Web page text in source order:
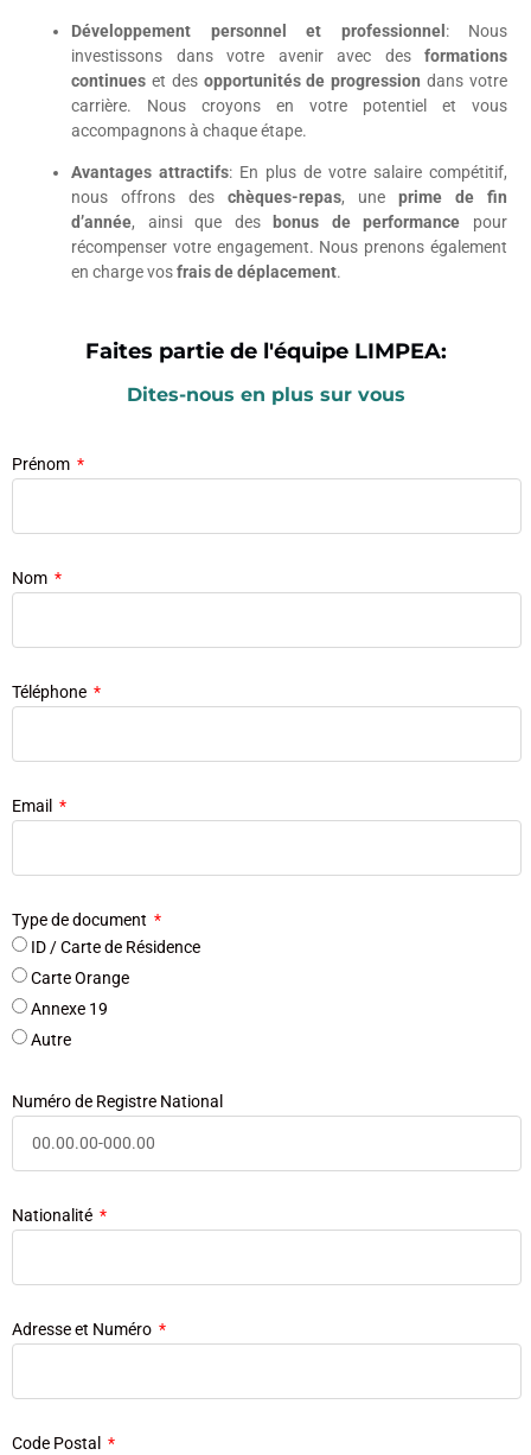
Développement personnel et professionnel : Nous
investissons dans votre avenir avec des formations
continues et des opportunités de progression dans votre
carrière. Nous croyons en votre potentiel et vous
accompagnons à chaque étape.
Avantages attractifs: En plus de votre salaire compétitif,
nous offrons des chèques-repas, une prime de fin
d’année, ainsi que des bonus de performance pour
récompenser votre engagement. Nous prenons également
en charge vosfrais de déplacement.
Faites partie de l'équipe LIMPEA:
Dites-nous en plus sur vous
Prénom
Nom
Téléphone
Email
Type de document
ID / Carte de Résidence
Carte Orange
Annexe 19
Autre
Numéro de Registre National
Nationalité
Adresse et Numéro
Code Postal